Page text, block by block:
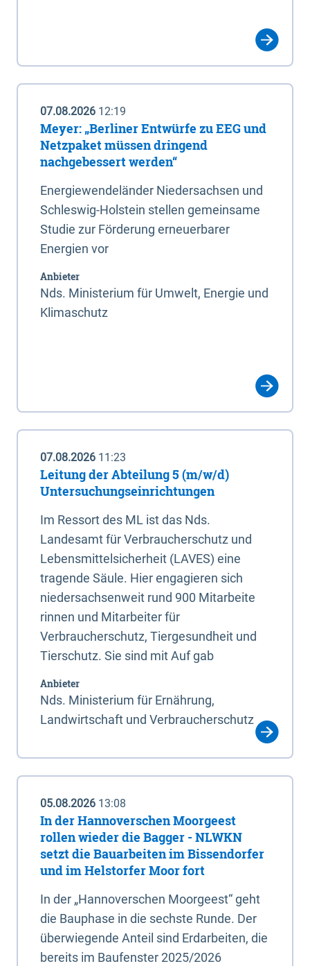
07.08.2026 12:19
Meyer: „Berliner Entwürfe zu EEG und
Netzpaket müssen dringend
nachgebessert werden“
Energiewendeländer Niedersachsen und
Schleswig-Holstein stellen gemeinsame
Studie zur Förderung erneuerbarer
Energien vor
Anbieter
Nds. Ministerium für Umwelt, Energie und
Klimaschutz
07.08.2026 11:23
Leitung der Abteilung 5 (m/w/d)
Untersuchungseinrichtungen
Im Ressort des ML ist das Nds.
Landesamt für Verbraucherschutz und
Lebensmittelsicherheit (LAVES) eine
tragende Säule. Hier engagieren sich
niedersachsenweit rund 900 Mitarbeite
rinnen und Mitarbeiter für
Verbraucherschutz, Tiergesundheit und
Tierschutz. Sie sind mit Auf gab
Anbieter
Nds. Ministerium für Ernährung,
Landwirtschaft und Verbraucherschutz
05.08.2026 13:08
In der Hannoverschen Moorgeest
rollen wieder die Bagger - NLWKN
setzt die Bauarbeiten im Bissendorfer
und im Helstorfer Moor fort
In der „Hannoverschen Moorgeest“ geht
die Bauphase in die sechste Runde. Der
überwiegende Anteil sind Erdarbeiten, die
bereits im Baufenster 2025/2026